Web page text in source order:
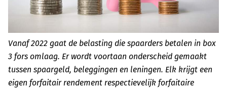
Vanaf 2022 gaat de belasting die spaarders betalen in box
3 fors omlaag. Er wordt voortaan onderscheid gemaakt
tussen spaargeld, beleggingen en leningen. Elk krijgt een
eigen forfaitair rendement respectievelijk forfaitaire